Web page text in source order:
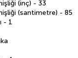
(inç) - 33
(santimetre) - 85
- 1